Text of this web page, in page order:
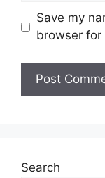
Save my
browser for
Search